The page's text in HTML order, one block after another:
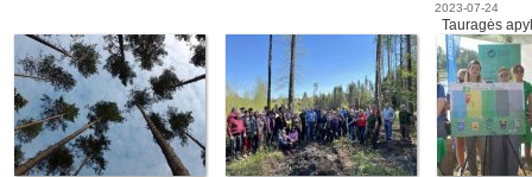
2023-07-24
Tauragės
Šilutės
nutartis, kuria